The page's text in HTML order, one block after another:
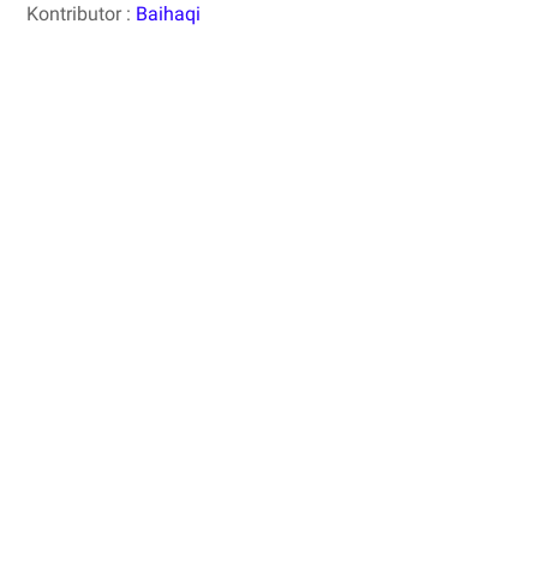
Kontributor : Baihaqi